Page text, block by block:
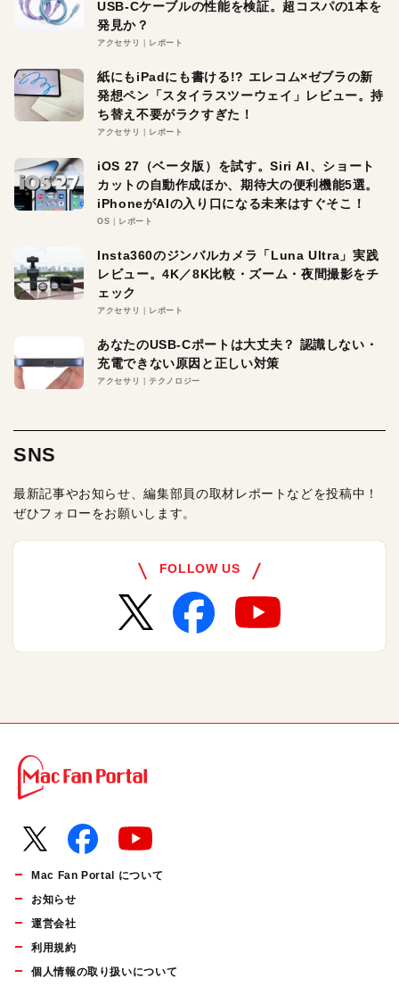
USB-Cケーブルの性能を検証。超コスパの1本を
発見か？
アクセサリ レポート
紙にもiPadにも書ける!? エレコム×ゼブラの新
発想ペン「スタイラスツーウェイ」レビュー。持
ち替え不要がラクすぎた！
アクセサリ レポート
iOS 27（ベータ版）を試す。Siri AI、ショート
カットの自動作成ほか、期待大の便利機能5選。
iPhoneがAIの入り口になる未来はすぐそこ！
OS レポート
Insta360のジンバルカメラ「Luna Ultra」実践
レビュー。4K／8K比較・ズーム・夜間撮影をチ
ェック
アクセサリ レポート
あなたのUSB-Cポートは大丈夫？ 認識しない・
充電できない原因と正しい対策
アクセサリ テクノロジー
SNS
最新記事やお知らせ、編集部員の取材レポートなどを投稿中！
ぜひフォローをお願いします。
FOLLOW US
Mac Fan Portal について
お知らせ
運営会社
利用規約
個人情報の取り扱いについて